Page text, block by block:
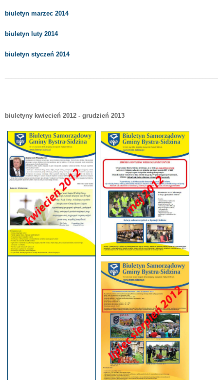
biuletyn marzec 2014
biuletyn luty 2014
biuletyn styczeń 2014
biuletyny kwiecień 2012 - grudzień 2013